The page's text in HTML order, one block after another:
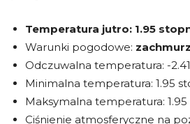
Temperatura jutro: 1.95
Warunki pogodowe:
Odczuwalna temperatura: -
Minimalna temperatura: 1.95
Maksymalna temperatura:
Ciśnienie atmosferyczne na